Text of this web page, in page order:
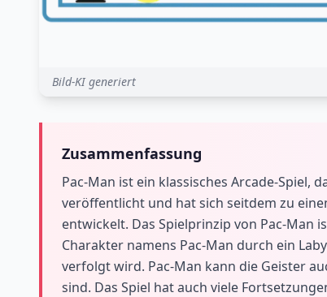
Bild-KI generiert
Zusammenfassung
Pac-Man ist ein klassisches Arcade-Spiel,
veröffentlicht und hat sich seitdem zu
entwickelt. Das Spielprinzip von Pac-Man
Charakter namens Pac-Man durch ein
verfolgt wird. Pac-Man kann die Geister
sind. Das Spiel hat auch viele